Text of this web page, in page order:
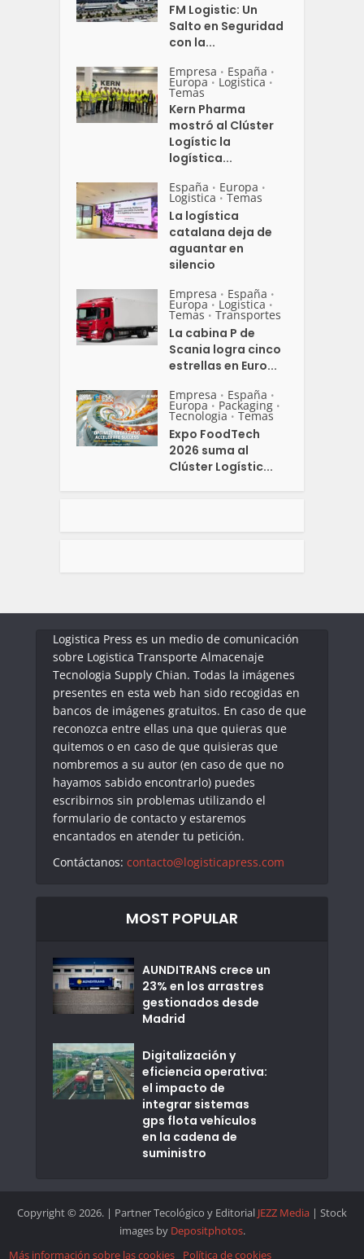
FM Logistic: Un
Salto en Seguridad
con la...
Empresa • España •
Europa • Logistica •
Temas
Kern Pharma
mostró al Clúster
Logístic la
logística...
España • Europa •
Logistica • Temas
La logística
catalana deja de
aguantar en
silencio
Empresa • España •
Europa • Logistica •
Temas • Transportes
La cabina P de
Scania logra cinco
estrellas en Euro...
Empresa • España •
Europa • Packaging •
Tecnologia • Temas
Expo FoodTech
2026 suma al
Clúster Logístic...
Logistica Press es un medio de comunicación
sobre Logistica Transporte Almacenaje
Tecnologia Supply Chian. Todas la imágenes
presentes en esta web han sido recogidas en
bancos de imágenes gratuitos. En caso de que
reconozca entre ellas una que quieras que
quitemos o en caso de que quisieras que
nombremos a su autor (en caso de que no
hayamos sabido encontrarlo) puedes
escribirnos sin problemas utilizando el
formulario de contacto y estaremos
encantados en atender tu petición.
Contáctanos: contacto@logisticapress.com
MOST POPULAR
AUNDITRANS crece un
23% en los arrastres
gestionados desde
Madrid
Digitalización y
eficiencia operativa:
el impacto de
integrar sistemas
gps flota vehículos
en la cadena de
suministro
Copyright © 2026. | Partner Tecológico y Editorial JEZZ Media | Stock
images by Depositphotos.
Más información sobre las cookies
Política de cookies